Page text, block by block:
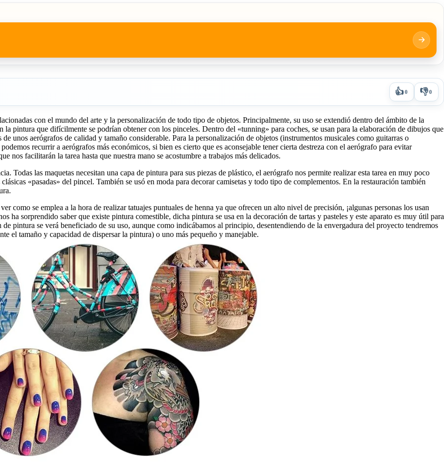
👍0 👎0
con el mundo del arte y la personalización de todo tipo de objetos. Principalmente, su uso se extendió dentro del ámbito de la
pintura que difícilmente se podrían obtener con los pinceles. Dentro del «tunning» para coches, se usan para la elaboración de dibujos que
unos aerógrafos de calidad y tamaño considerable. Para la personalización de objetos (instrumentos musicales como guitarras o
recurrir a aerógrafos más económicos, si bien es cierto que es aconsejable tener cierta destreza con el aerógrafo para evitar
nos facilitarán la tarea hasta que nuestra mano se acostumbre a trabajos más delicados.
Todas las maquetas necesitan una capa de pintura para sus piezas de plástico, el aerógrafo nos permite realizar esta tarea en muy poco
«pasadas» del pincel. También se usó en moda para decorar camisetas y todo tipo de complementos. En la restauración también
como se emplea a la hora de realizar tatuajes puntuales de henna ya que ofrecen un alto nivel de precisión, ¡algunas personas los usan
sorprendido saber que existe pintura comestible, dicha pintura se usa en la decoración de tartas y pasteles y este aparato es muy útil para
pintura se verá beneficiado de su uso, aunque como indicábamos al principio, desentendiendo de la envergadura del proyecto tendremos
el tamaño y capacidad de dispersar la pintura) o uno más pequeño y manejable.